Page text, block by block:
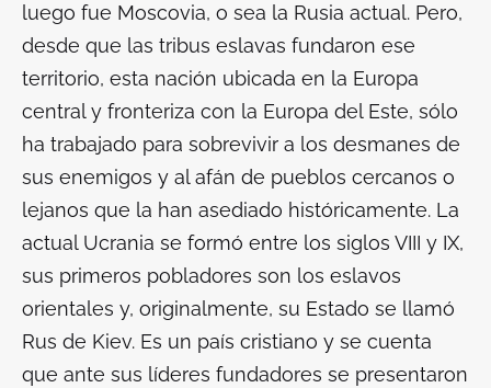
luego fue Moscovia, o sea la Rusia actual. Pero,
desde que las tribus eslavas fundaron ese
territorio, esta nación ubicada en la Europa
central y fronteriza con la Europa del Este, sólo
ha trabajado para sobrevivir a los desmanes de
sus enemigos y al afán de pueblos cercanos o
lejanos que la han asediado históricamente. La
actual Ucrania se formó entre los siglos VIII y IX,
sus primeros pobladores son los eslavos
orientales y, originalmente, su Estado se llamó
Rus de Kiev. Es un país cristiano y se cuenta
que ante sus líderes fundadores se presentaron